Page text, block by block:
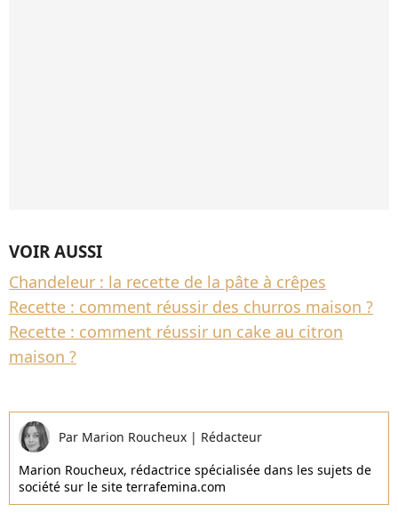
VOIR AUSSI
Chandeleur : la recette de la pâte à crêpes
Recette : comment réussir des churros maison ?
Recette : comment réussir un cake au citron
maison ?
Par Marion Roucheux | Rédacteur
Marion Roucheux, rédactrice spécialisée dans les sujets de
société sur le site terrafemina.com